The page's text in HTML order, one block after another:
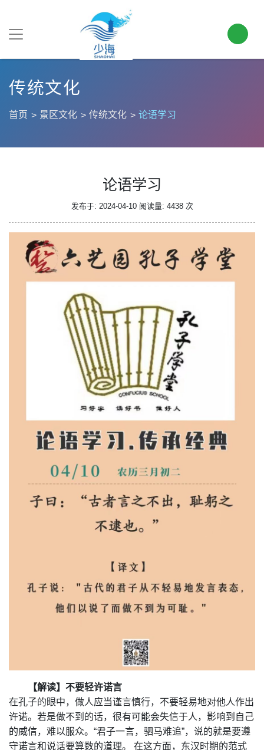
传统文化
首页 景区文化 传统文化 论语学习
论语学习
发布于: 2024-04-10 阅读量: 4438 次
【解读】 不要轻许诺言
在孔子的眼中，做人应当谨言慎行，不要轻易地对他人作出
许诺。若是做不到的话，很有可能会失信于人，影响到自己
的威信，难以服众。“君子一言，驷马难追”，说的就是要遵
守诺言和说话要算数的道理。 在这方面，东汉时期的范式